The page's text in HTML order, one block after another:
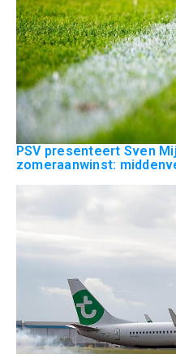
PSV presenteert Sven
zomeraanwinst: